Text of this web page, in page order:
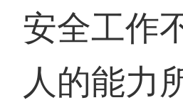
安全工作
人的能力